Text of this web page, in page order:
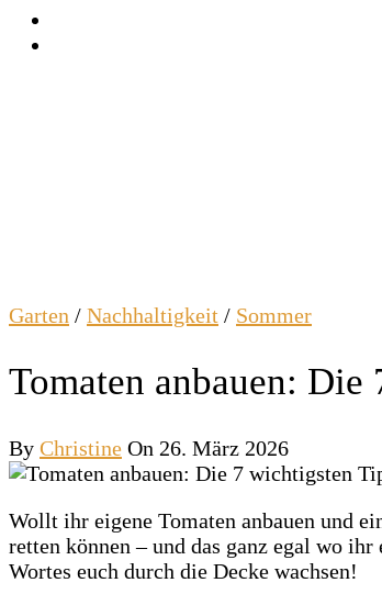
Garten / Nachhaltigkeit / Sommer
Tomaten anbauen:
By Christine On 26. März 2026
Wollt ihr eigene Tomaten anbauen und
retten können – und das ganz egal wo
Wortes euch durch die Decke wachsen!